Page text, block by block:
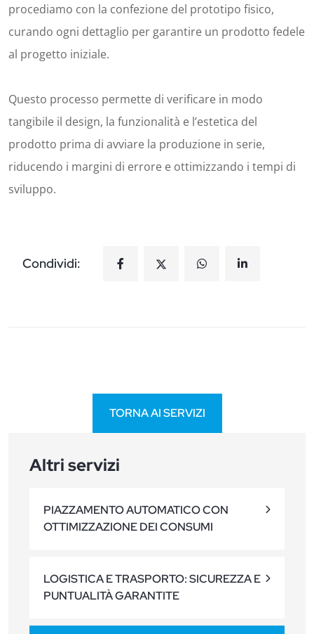
procediamo con la confezione del prototipo fisico,
curando ogni dettaglio per garantire un prodotto fedele
al progetto iniziale.
Questo processo permette di verificare in modo
tangibile il design, la funzionalità e l’estetica del
prodotto prima di avviare la produzione in serie,
riducendo i margini di errore e ottimizzando i tempi di
sviluppo.
Condividi:
TORNA AI SERVIZI
Altri servizi
PIAZZAMENTO AUTOMATICO CON
OTTIMIZZAZIONE DEI CONSUMI
LOGISTICA E TRASPORTO: SICUREZZA E
PUNTUALITÀ GARANTITE